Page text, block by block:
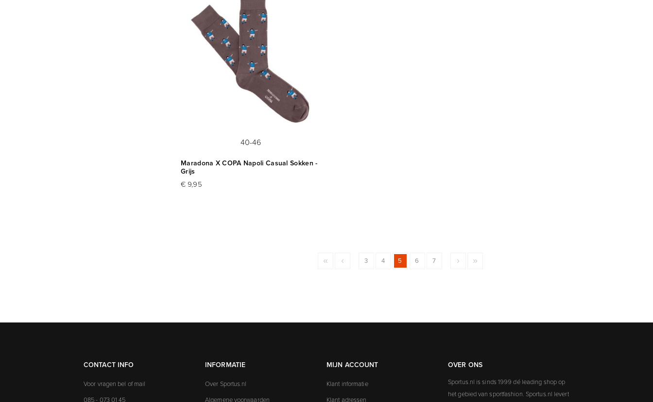
40-46
Maradona X COPA Napoli Casual Sokken -
Grijs
€ 9,95
3 4 5 6 7
CONTACT INFO
Voor vragen bel of mail
085 - 073 01 45
INFORMATIE
Over Sportus.nl
Algemene voorwaarden
MIJN ACCOUNT
Klant informatie
Klant adressen
OVER ONS
Sportus.nl is sinds 1999 dé leading shop op
het gebied van sportfashion. Sportus.nl levert